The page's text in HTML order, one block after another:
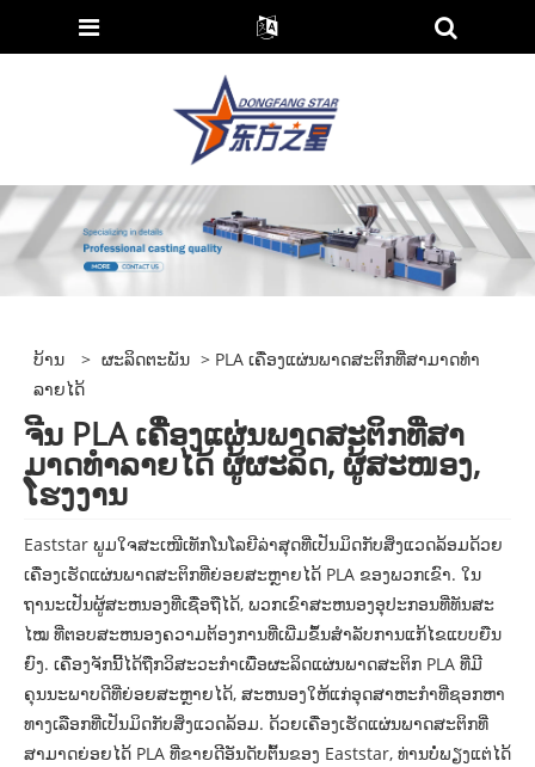
ບ້ານ > ຜະລິດຕະພັນ > PLA ເຄື່ອງແຜ່ນພາດສະຕິກທີ່ສາມາດທໍາ
ລາຍໄດ້
ຈີນ PLA ເຄື່ອງແຜ່ນພາດສະຕິກທີ່ສາ
ມາດທໍາລາຍໄດ້ ຜູ້ຜະລິດ, ຜູ້ສະໜອງ,
ໂຮງງານ
Eaststar ພູມໃຈສະເໜີເທັກໂນໂລຍີລ່າສຸດທີ່ເປັນມິດກັບສິ່ງແວດລ້ອມດ້ວຍ
ເຄື່ອງເຮັດແຜ່ນພາດສະຕິກທີ່ຍ່ອຍສະຫຼາຍໄດ້ PLA ຂອງພວກເຂົາ. ໃນ
ຖານະເປັນຜູ້ສະຫນອງທີ່ເຊື່ອຖືໄດ້, ພວກເຂົາສະຫນອງອຸປະກອນທີ່ທັນສະ
ໄໝ ທີ່ຕອບສະຫນອງຄວາມຕ້ອງການທີ່ເພີ່ມຂຶ້ນສໍາລັບການແກ້ໄຂແບບຍືນ
ຍົງ. ເຄື່ອງຈັກນີ້ໄດ້ຖືກວິສະວະກໍາເພື່ອຜະລິດແຜ່ນພາດສະຕິກ PLA ທີ່ມີ
ຄຸນນະພາບດີທີ່ຍ່ອຍສະຫຼາຍໄດ້, ສະຫນອງໃຫ້ແກ່ອຸດສາຫະກໍາທີ່ຊອກຫາ
ທາງເລືອກທີ່ເປັນມິດກັບສິ່ງແວດລ້ອມ. ດ້ວຍເຄື່ອງເຮັດແຜ່ນພາດສະຕິກທີ່
ສາມາດຍ່ອຍໄດ້ PLA ທີ່ຂາຍດີອັນດັບຕົ້ນຂອງ Eaststar, ທ່ານບໍ່ພຽງແຕ່ໄດ້